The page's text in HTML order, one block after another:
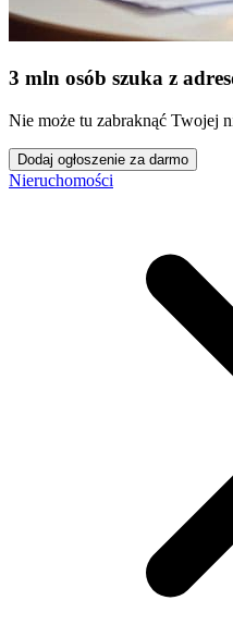
3 mln osób szuka z
Nie może tu zabraknąć Twojej
Dodaj ogłoszenie za darmo
Nieruchomości